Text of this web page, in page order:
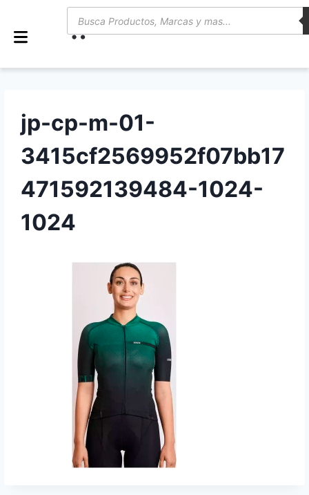
jp-cp-m-01-
3415cf2569952f07bb17
471592139484-1024-
1024